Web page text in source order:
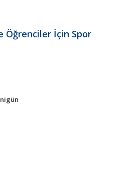
Öğrenciler İçin Spor